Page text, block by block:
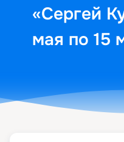
«Сергей
мая по 15